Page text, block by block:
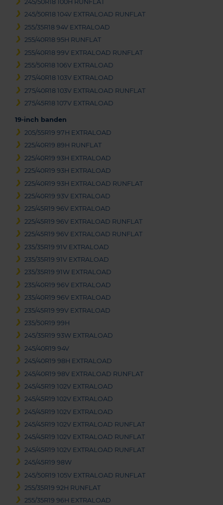
245/50R18 100H RUNFLAT
245/50R18 104V EXTRALOAD RUNFLAT
255/35R18 94V EXTRALOAD
255/40R18 95H RUNFLAT
255/40R18 99V EXTRALOAD RUNFLAT
255/50R18 106V EXTRALOAD
275/40R18 103V EXTRALOAD
275/40R18 103V EXTRALOAD RUNFLAT
275/45R18 107V EXTRALOAD
19-inch banden
205/55R19 97H EXTRALOAD
225/40R19 89H RUNFLAT
225/40R19 93H EXTRALOAD
225/40R19 93H EXTRALOAD
225/40R19 93H EXTRALOAD RUNFLAT
225/40R19 93V EXTRALOAD
225/45R19 96V EXTRALOAD
225/45R19 96V EXTRALOAD RUNFLAT
225/45R19 96V EXTRALOAD RUNFLAT
235/35R19 91V EXTRALOAD
235/35R19 91V EXTRALOAD
235/35R19 91W EXTRALOAD
235/40R19 96V EXTRALOAD
235/40R19 96V EXTRALOAD
235/45R19 99V EXTRALOAD
235/50R19 99H
245/35R19 93W EXTRALOAD
245/40R19 94V
245/40R19 98H EXTRALOAD
245/40R19 98V EXTRALOAD RUNFLAT
245/45R19 102V EXTRALOAD
245/45R19 102V EXTRALOAD
245/45R19 102V EXTRALOAD
245/45R19 102V EXTRALOAD RUNFLAT
245/45R19 102V EXTRALOAD RUNFLAT
245/45R19 102V EXTRALOAD RUNFLAT
245/45R19 98W
245/50R19 105V EXTRALOAD RUNFLAT
255/35R19 92H RUNFLAT
255/35R19 96H EXTRALOAD